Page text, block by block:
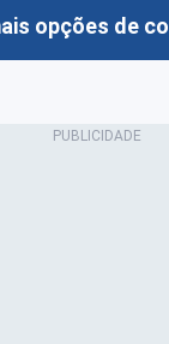
opções de